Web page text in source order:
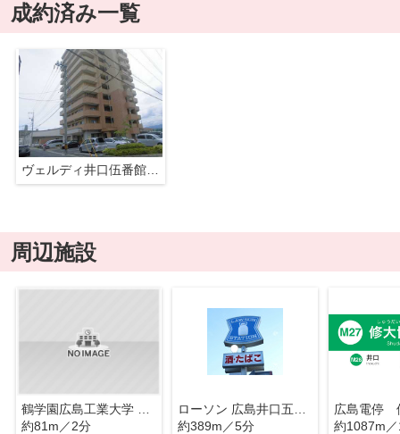
成約済み一覧
ヴェルディ井口伍番館ソラーレ
周辺施設
約81m／2分
約389m／5分
約1087m